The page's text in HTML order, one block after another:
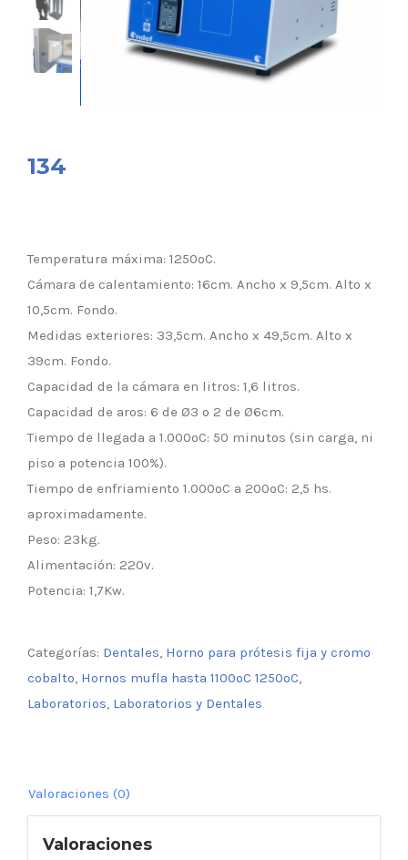
134
Temperatura máxima: 1250ºC.
Cámara de calentamiento: 16cm. Ancho x 9,5cm. Alto x
10,5cm. Fondo.
Medidas exteriores: 33,5cm. Ancho x 49,5cm. Alto x
39cm. Fondo.
Capacidad de la cámara en litros: 1,6 litros.
Capacidad de aros: 6 de Ø3 o 2 de Ø6cm.
Tiempo de llegada a 1.000ºC: 50 minutos (sin carga, ni
piso a potencia 100%).
Tiempo de enfriamiento 1.000ºC a 200ºC: 2,5 hs.
aproximadamente.
Peso: 23kg.
Alimentación: 220v.
Potencia: 1,7Kw.
Categorías: Dentales, Horno para prótesis fija y cromo
cobalto, Hornos mufla hasta 1100ºC 1250ºC,
Laboratorios, Laboratorios y Dentales
Valoraciones (0)
Valoraciones